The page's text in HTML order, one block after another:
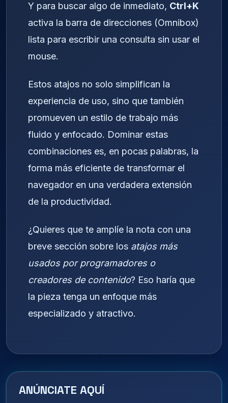
Y para buscar algo de inmediato, Ctrl+K
activa la barra de direcciones (Omnibox)
lista para escribir una consulta sin usar el
mouse.
Estos atajos no solo simplifican la
experiencia de uso, sino que también
promueven un estilo de trabajo más
fluido y enfocado. Dominar estas
combinaciones es, en pocas palabras, la
forma más eficiente de transformar el
navegador en una verdadera extensión
de la productividad.
¿Quieres que te amplíe la nota con una
breve sección sobre los atajos más
usados por programadores o
creadores de contenido? Eso haría que
la pieza tenga un enfoque más
especializado y atractivo.
ANÚNCIATE AQUÍ